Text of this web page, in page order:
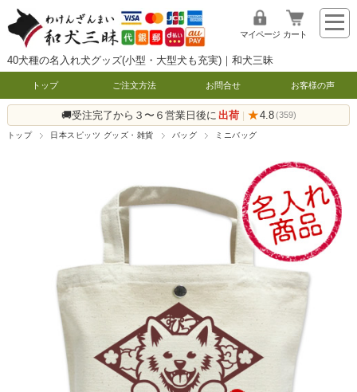
40犬種の名入れ犬グッズ(小型・大型犬も充実)｜和犬三昧
マイページ カート
トップ ご注文方法 お問合せ お客様の声
🚚受注完了から３〜６営業日後に 出荷 | ★4.8 (359)
トップ 日本スピッツ グッズ・雑貨 バッグ ミニバッグ